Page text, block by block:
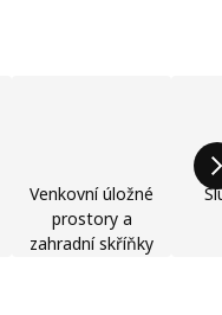
Venkovní úložné
prostory a
zahradní skříňky